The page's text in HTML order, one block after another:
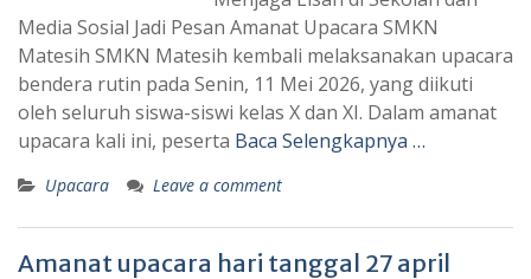
Media Sosial Jadi Pesan Amanat Upacara SMKN
Matesih SMKN Matesih kembali melaksanakan upacara
bendera rutin pada Senin, 11 Mei 2026, yang diikuti
oleh seluruh siswa-siswi kelas X dan XI. Dalam amanat
upacara kali ini, peserta Baca Selengkapnya …
Upacara Leave a comment
Amanat upacara hari tanggal 27 april